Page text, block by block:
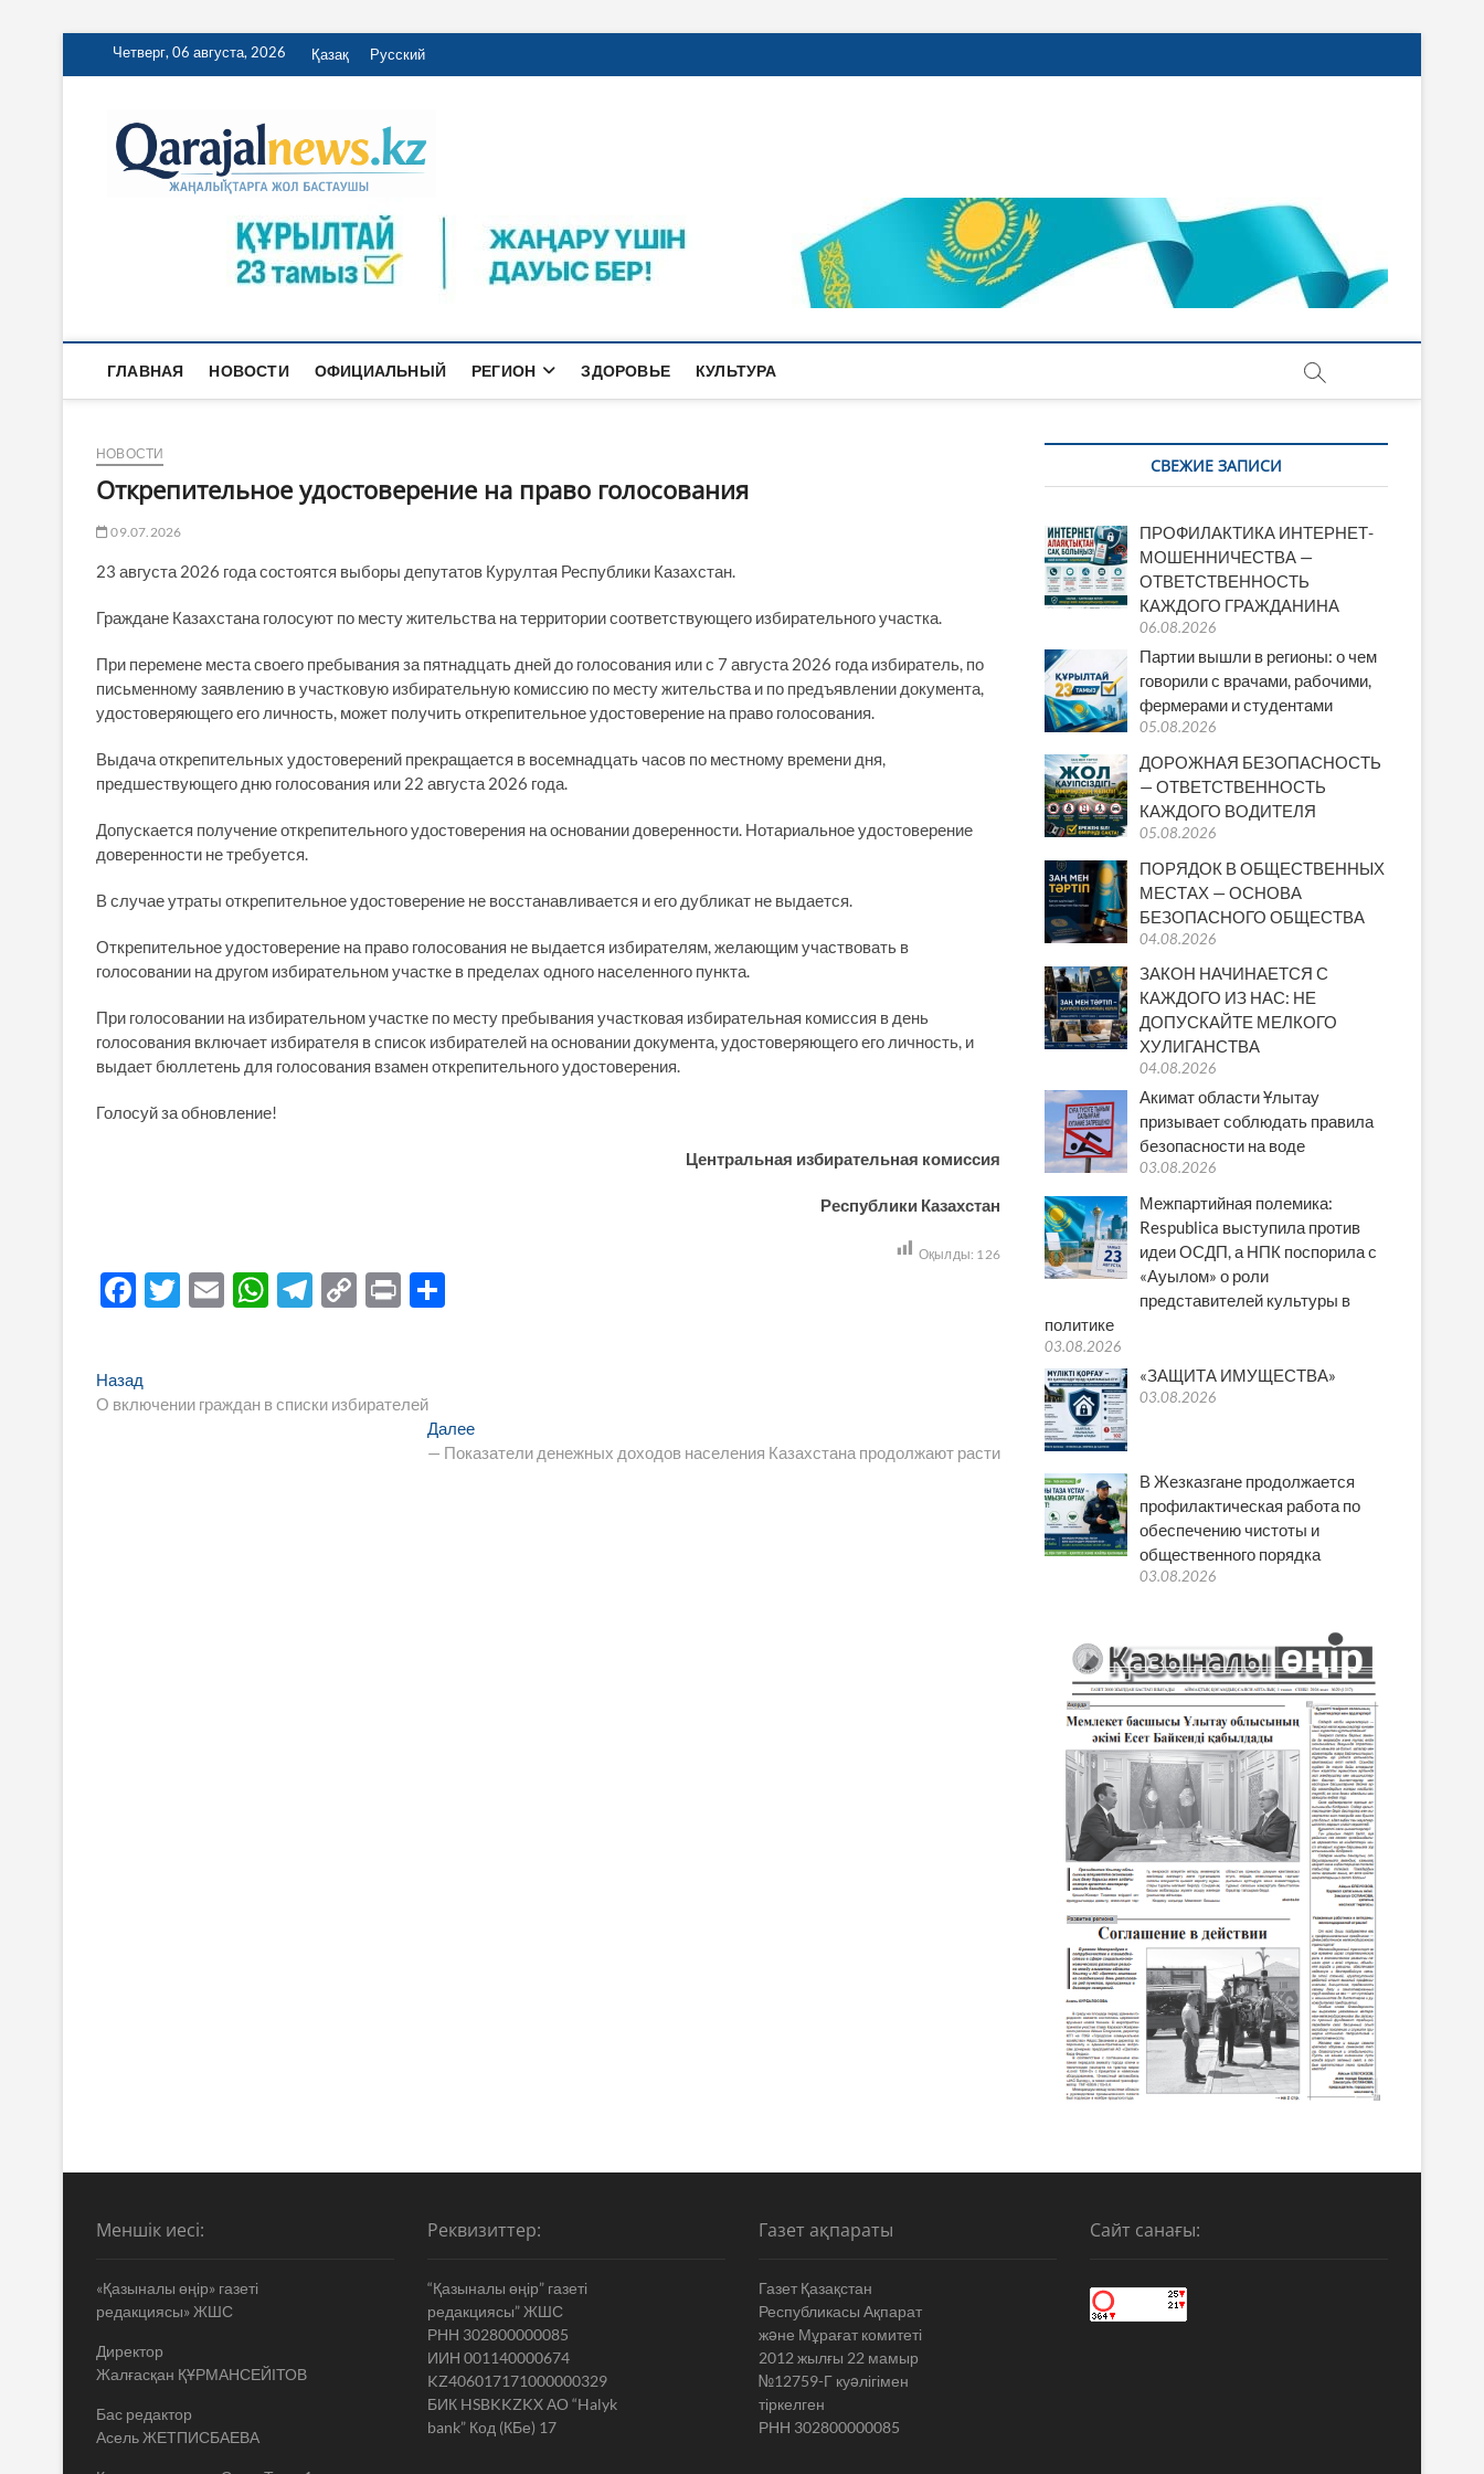
ПерейтиЧетверг, 06 августа, 2026 Қазақ Русский
ГЛАВНАЯ НОВОСТИ ОФИЦИАЛЬНЫЙ РЕГИОН ЗДОРОВЬЕ КУЛЬТУРА
НОВОСТИ
Открепительное удостоверение на право голосования
09.07.2026
23 августа 2026 года состоятся выборы депутатов Курултая Республики Казахстан.
Граждане Казахстана голосуют по месту жительства на территории соответствующего избирательного участка.
При перемене места своего пребывания за пятнадцать дней до голосования или с 7 августа 2026 года избиратель, по
письменному заявлению в участковую избирательную комиссию по месту жительства и по предъявлении документа,
удостоверяющего его личность, может получить открепительное удостоверение на право голосования.
Выдача открепительных удостоверений прекращается в восемнадцать часов по местному времени дня,
предшествующего дню голосования или 22 августа 2026 года.
Допускается получение открепительного удостоверения на основании доверенности. Нотариальное удостоверение
доверенности не требуется.
В случае утраты открепительное удостоверение не восстанавливается и его дубликат не выдается.
Открепительное удостоверение на право голосования не выдается избирателям, желающим участвовать в
голосовании на другом избирательном участке в пределах одного населенного пункта.
При голосовании на избирательном участке по месту пребывания участковая избирательная комиссия в день
голосования включает избирателя в список избирателей на основании документа, удостоверяющего его личность, и
выдает бюллетень для голосования взамен открепительного удостоверения.
Голосуй за обновление!
Центральная избирательная комиссия
Республики Казахстан
Оқылды: 126
F
b
T
er
E
W
s
T
gr
C
y
P
в
и
Навигация
по
Назад
запись:
О включении граждан в списки избирателей
ДалееСледующая
запись:
— Показатели денежных доходов населения Казахстана продолжают расти
СВЕЖИЕ ЗАПИСИ
ПРОФИЛАКТИКА ИНТЕРНЕТ-
МОШЕННИЧЕСТВА —
ОТВЕТСТВЕННОСТЬ
КАЖДОГО ГРАЖДАНИНА
06.08.2026
Партии вышли в регионы: о чем
говорили с врачами, рабочими,
фермерами и студентами
05.08.2026
ДОРОЖНАЯ БЕЗОПАСНОСТЬ
— ОТВЕТСТВЕННОСТЬ
КАЖДОГО ВОДИТЕЛЯ
05.08.2026
ПОРЯДОК В ОБЩЕСТВЕННЫХ
МЕСТАХ — ОСНОВА
БЕЗОПАСНОГО ОБЩЕСТВА
04.08.2026
ЗАКОН НАЧИНАЕТСЯ С
КАЖДОГО ИЗ НАС: НЕ
ДОПУСКАЙТЕ МЕЛКОГО
ХУЛИГАНСТВА
04.08.2026
Акимат области Ұлытау
призывает соблюдать правила
безопасности на воде
03.08.2026
Межпартийная полемика:
Respublica выступила против
идеи ОСДП, а НПК поспорила с
«Ауылом» о роли
представителей культуры в
политике
03.08.2026
«ЗАЩИТА ИМУЩЕСТВА»
03.08.2026
В Жезказгане продолжается
профилактическая работа по
обеспечению чистоты и
общественного порядка
03.08.2026
Меншік иесі:
«Қазыналы өңір» газеті
редакциясы» ЖШС
Директор
Жалғасқан ҚҰРМАНСЕЙІТОВ
Бас редактор
Асель ЖЕТПИСБАЕВА
Реквизиттер:
“Қазыналы өңір” газеті
редакциясы” ЖШС
РНН 302800000085
ИИН 001140000674
KZ406017171000000329
БИК HSBKKZKX АО “Halyk
bank” Код (КБе) 17
Газет ақпараты
Газет Қазақстан
Республикасы Ақпарат
жəне Мұрағат комитеті
2012 жылғы 22 мамыр
№12759-Г куəлігімен
тіркелген
РНН 302800000085
Сайт санағы: